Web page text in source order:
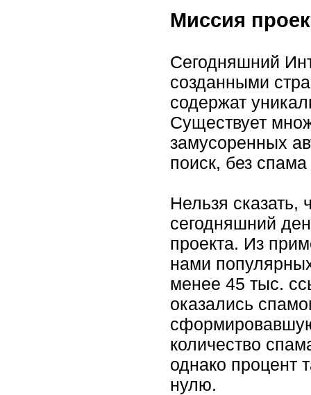
Миссия
Сегодняшний
созданными
содержат
Существует
замусоренных
поиск, без
Нельзя сказать,
сегодняшний
проекта. Из
нами
менее 45 тыс.
оказались
количество
однако процент
нулю.